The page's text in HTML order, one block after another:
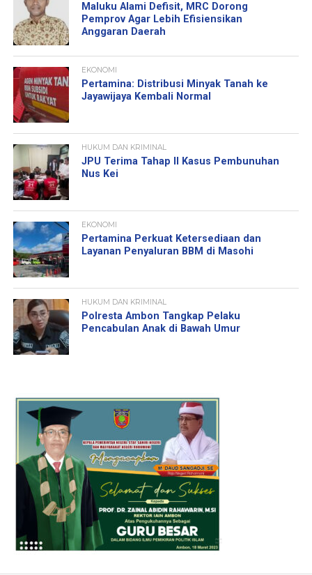
Maluku Alami Defisit, MRC Dorong
Pemprov Agar Lebih Efisiensikan
Anggaran Daerah
EKONOMI
Pertamina: Distribusi Minyak Tanah ke
Jayawijaya Kembali Normal
HUKUM DAN KRIMINAL
JPU Terima Tahap II Kasus Pembunuhan
Nus Kei
EKONOMI
Pertamina Perkuat Ketersediaan dan
Layanan Penyaluran BBM di Masohi
HUKUM DAN KRIMINAL
Polresta Ambon Tangkap Pelaku
Pencabulan Anak di Bawah Umur